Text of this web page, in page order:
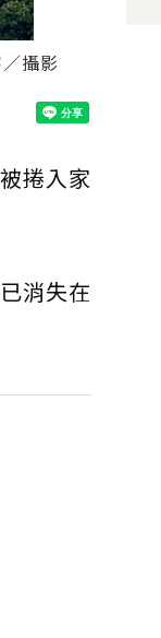
攝影
捲入家
消失在